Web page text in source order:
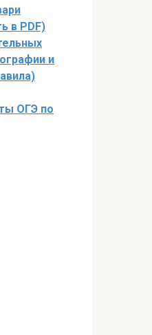
в PDF)
и
ОГЭ по